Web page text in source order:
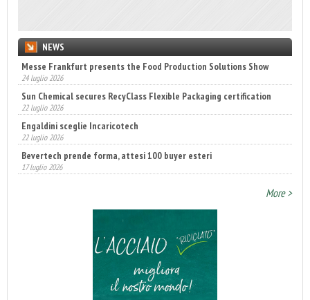
NEWS
Messe Frankfurt presents the Food Production Solutions Show
24 luglio 2026
Sun Chemical secures RecyClass Flexible Packaging certification
22 luglio 2026
Engaldini sceglie Incaricotech
22 luglio 2026
Bevertech prende forma, attesi 100 buyer esteri
17 luglio 2026
More >